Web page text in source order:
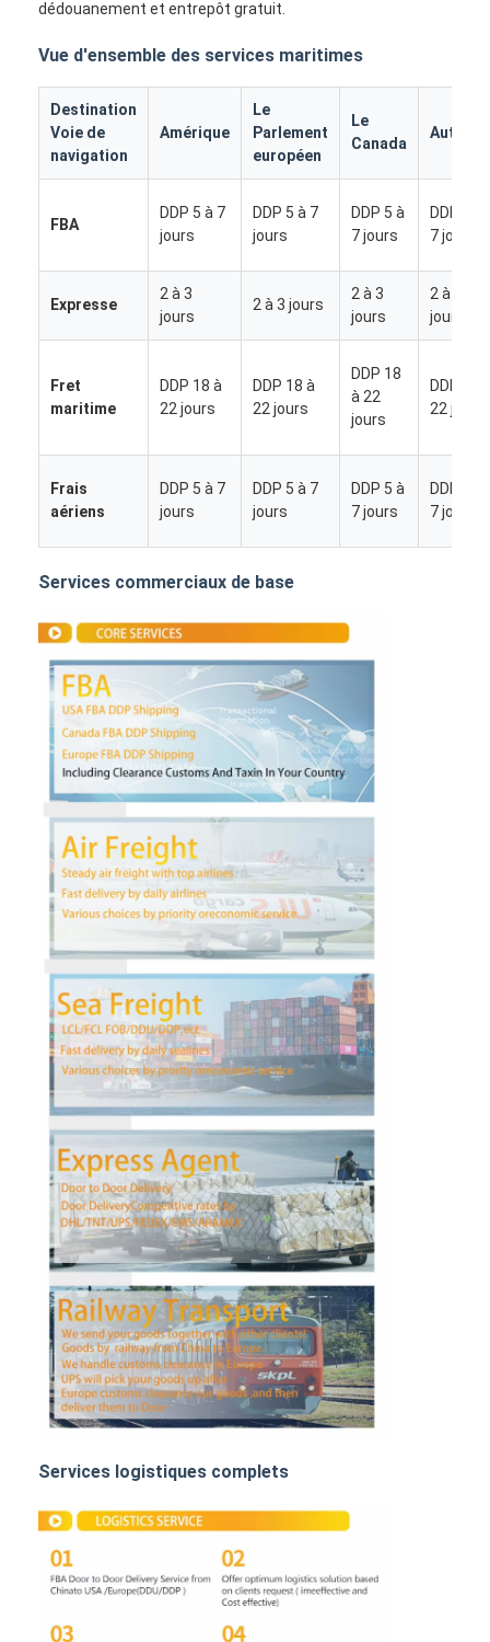
Produits
A propos de nous
Visite d'usine
Contrôle de la qualité
Contact
nouvelles
Tous les cas
Causez Maintenant
Fret international en avant
Fret aérien en avant
fret maritime
DDP expédition de la Chine
expédition exprès
FRET FERROVIAIRE
Expédier à Amazon
Transport de marchandises par camion
Service d'entreposage
dédouanement et entrepôt gratuit.
Vue d'ensemble des services maritimes
Destination
Voie de
navigation
Amérique
Le
Parlement
européen
Le
Canada
FBA
DDP 5 à 7
jours
DDP 5 à 7
jours
DDP 5 à
7 jours
DDP 5 à
7 jours
Expresse
2 à 3
jours
2 à 3 jours
2 à 3
jours
2 à 3
jours
Fret
maritime
DDP 18 à
22 jours
DDP 18 à
22 jours
DDP 18
à 22
jours
DDP 18
22 jours
Frais
aériens
DDP 5 à 7
jours
DDP 5 à 7
jours
DDP 5 à
7 jours
DDP 5 à
7 jours
Services commerciaux de base
Services logistiques complets